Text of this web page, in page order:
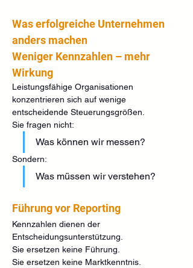
Was erfolgreiche Unternehmen
anders machen
Weniger Kennzahlen – mehr
Wirkung
Leistungsfähige Organisationen
konzentrieren sich auf wenige
entscheidende Steuerungsgrößen.
Sie fragen nicht:
Was können wir messen?
Sondern:
Was müssen wir verstehen?
Führung vor Reporting
Kennzahlen dienen der
Entscheidungsunterstützung.
Sie ersetzen keine Führung.
Sie ersetzen keine Marktkenntnis.